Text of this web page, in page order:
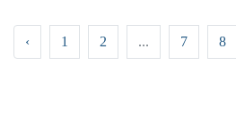
‹ 1 2 ... 7 8